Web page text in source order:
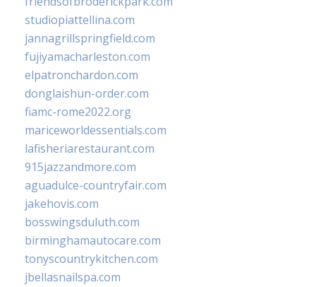
studiopiattellina.com
jannagrillspringfield.com
fujiyamacharleston.com
elpatronchardon.com
donglaishun-order.com
fiamc-rome2022.org
mariceworldessentials.com
lafisheriarestaurant.com
915jazzandmore.com
aguadulce-countryfair.com
jakehovis.com
bosswingsduluth.com
birminghamautocare.com
tonyscountrykitchen.com
jbellasnailspa.com